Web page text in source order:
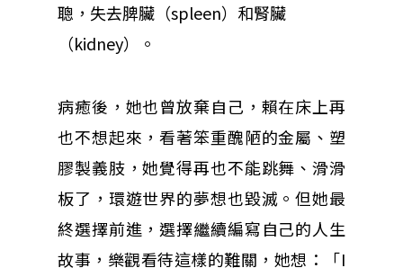
聰，失去脾臟（spleen）和腎臟
（kidney）。
病癒後，她也曾放棄自己，賴在床上再
也不想起來，看著笨重醜陋的金屬、塑
膠製義肢，她覺得再也不能跳舞、滑滑
板了，環遊世界的夢想也毀滅。但她最
終選擇前進，選擇繼續編寫自己的人生
故事，樂觀看待這樣的難關，她想：「I